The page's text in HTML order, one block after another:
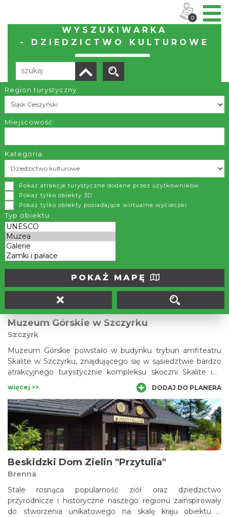
WYSZUKIWARKA
- DZIEDZICTWO KULTUROWE
Region turystyczny
Miejscowość
Kategoria
Pokaż atrakcje turystyczne dodane przez użytkowników
Pokaż tylko obiekty 3D
Pokaż tylko obiekty posiadające wirtualne wycieczki
Typ obiektu
POKAŻ MAPĘ
Liczba elementów:
Bielsko-Biała
Interaktywne Centrum Bajki i Animacji OKO przy Studiu
Filmów Rysunkowych to: wystawy, kino dla dużych i
małych, zajęcia edukacyjne i wydarzenia artystyczne.
więcej >>
Muzeum Górskie w Szczyrku
Szczyrk
Muzeum Górskie powstało w budynku trybun amfiteatru
Skalite w Szczyrku, znajdującego się w sąsiedztwie bardzo
atrakcyjnego turystycznie kompleksu skoczni Skalite im.
Beskidzkich Olimpijczyków oraz spacerowego Deptaku nad
Żylicą. Muzeum odzwierciedla szerokie spojrzenie na
historię i rozwój miejscowości turystycznej, ściśle związanej
z narciarstwem i dziedzictwem kulturowym Karpat.
więcej >> DODAJ DO PLANERA
Beskidzki Dom Zielin "Przytulia"
Brenna
Stale rosnąca popularność ziół oraz dziedzictwo
przyrodnicze i historyczne naszego regionu zainspirowały
do stworzenia unikatowego na skalę kraju obiektu –
0